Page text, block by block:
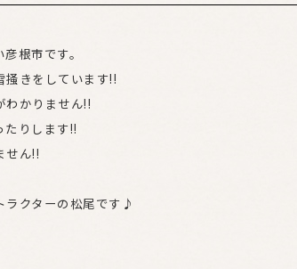
根市です。
掻きをしています!!
わかりません!!
たりします!!
せん!!
ラクターの松尾です♪